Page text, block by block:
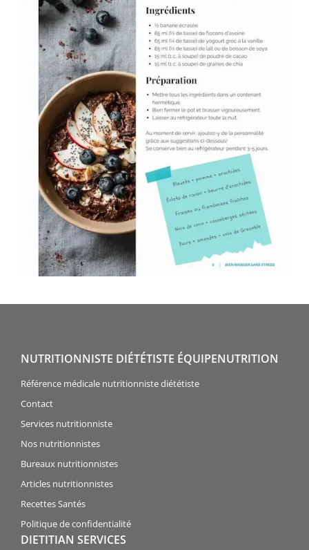
NUTRITIONNISTE DIÉTÉTISTE ÉQUIPENUTRITION
Référence médicale nutritionniste diététiste
Contact
Services nutritionniste
Nos nutritionnistes
Bureaux nutritionnistes
Articles nutritionnistes
Recettes Santés
Politique de confidentialité
DIETITIAN SERVICES